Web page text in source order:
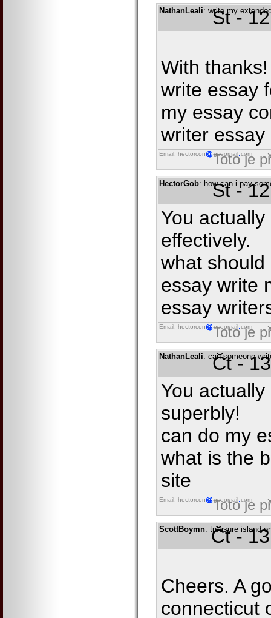
NathanLeali: write my
St -
With
write essay
my essay
writer essay
Email: hectorcon gseomail com
Toto je
HectorGob: how can i pay
St -
You
effectively.
what
essay write
essay
Email: hectorcon eseomail com
Toto je
NathanLeali: can someone
Čt -
You
superbly!
can do my
what is the
site
Email: hectorcon gseomail com
Toto je
ScottBoymn: treasure island
Čt -
Cheers. A
connecticut